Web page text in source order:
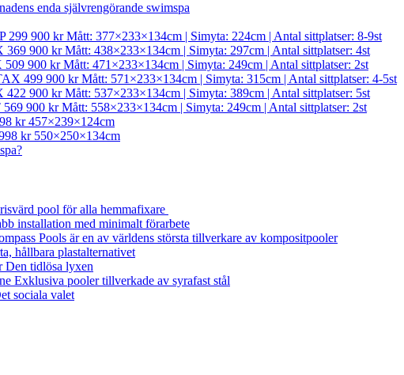
enda självrengörande swimspa
299 900 kr Mått: 377×233×134cm | Simyta: 224cm | Antal sittplatser: 8-9st
369 900 kr Mått: 438×233×134cm | Simyta: 297cm | Antal sittplatser: 4st
509 900 kr Mått: 471×233×134cm | Simyta: 249cm | Antal sittplatser: 2st
499 900 kr Mått: 571×233×134cm | Simyta: 315cm | Antal sittplatser: 4-5st
422 900 kr Mått: 537×233×134cm | Simyta: 389cm | Antal sittplatser: 5st
569 900 kr Mått: 558×233×134cm | Simyta: 249cm | Antal sittplatser: 2st
kr 457×239×124cm
kr 550×250×134cm
pool för alla hemmafixare
installation med minimalt förarbete
Pools är en av världens största tillverkare av kompositpooler
hållbara plastalternativet
Den tidlösa lyxen
Exklusiva pooler tillverkade av syrafast stål
sociala valet